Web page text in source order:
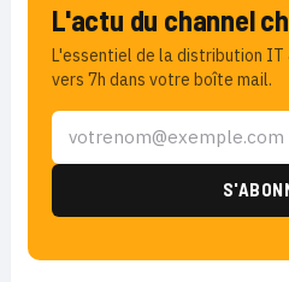
L'actu du channel
L'essentiel de la distribution IT
vers 7h dans votre boîte mail.